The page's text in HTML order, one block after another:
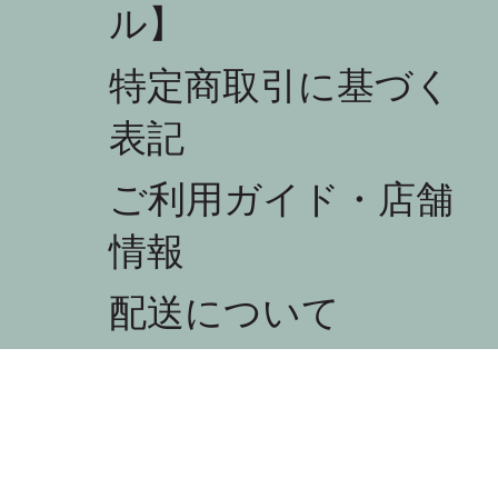
ル】
特定商取引に基づく
表記
ご利用ガイド・店舗
情報
配送について